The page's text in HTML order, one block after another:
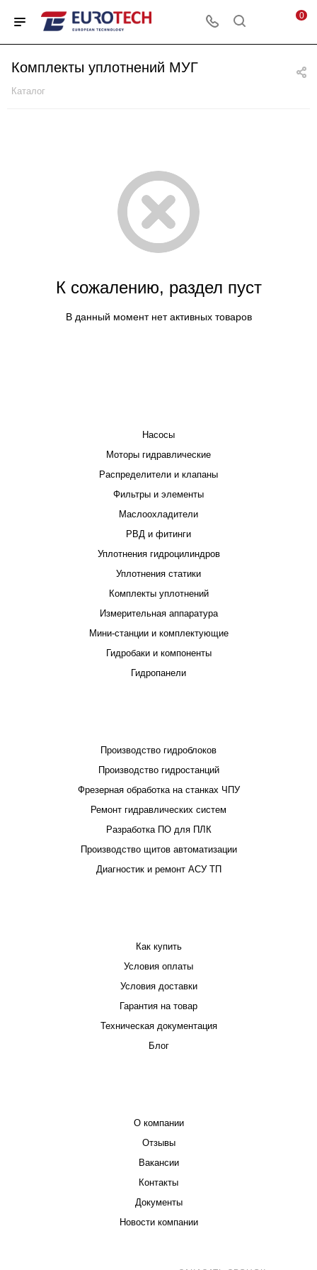
0
Комплекты уплотнений МУГ
Каталог
К сожалению, раздел пуст
В данный момент нет активных товаров
Насосы
Моторы гидравлические
Распределители и клапаны
Фильтры и элементы
Маслоохладители
РВД и фитинги
Уплотнения гидроцилиндров
Уплотнения статики
Комплекты уплотнений
Измерительная аппаратура
Мини-станции и комплектующие
Гидробаки и компоненты
Гидропанели
Производство гидроблоков
Производство гидростанций
Фрезерная обработка на станках ЧПУ
Ремонт гидравлических систем
Разработка ПО для ПЛК
Производство щитов автоматизации
Диагностик и ремонт АСУ ТП
Как купить
Условия оплаты
Условия доставки
Гарантия на товар
Техническая документация
Блог
О компании
Отзывы
Вакансии
Контакты
Документы
Новости компании